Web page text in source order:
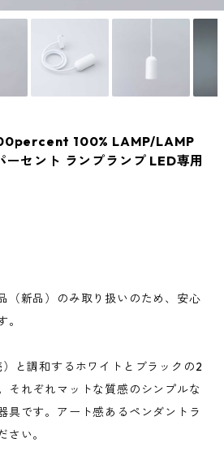
100% LAMP/LAMP
セント ランプランプ LED専用
（新品）のみ取り扱いのため、安心
と調和するホワイトとブラックの2
それぞれマットな質感のシンプルな
具です。アート感あるペンダントラ
さい。